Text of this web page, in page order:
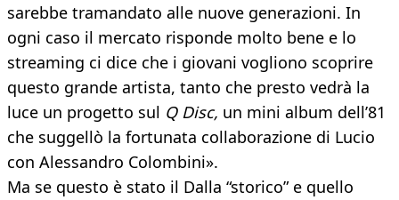
sarebbe tramandato alle nuove generazioni. In
ogni caso il mercato risponde molto bene e lo
streaming ci dice che i giovani vogliono scoprire
questo grande artista, tanto che presto vedrà la
luce un progetto sul Q Disc, un mini album dell’81
che suggellò la fortunata collaborazione di Lucio
con Alessandro Colombini».
Ma se questo è stato il Dalla “storico” e quello